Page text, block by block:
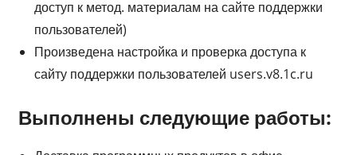
доступ к метод. материалам на сайте поддержки
пользователей)
Произведена настройка и проверка доступа к
сайту поддержки пользователей users.v8.1c.ru
Выполнены следующие работы: